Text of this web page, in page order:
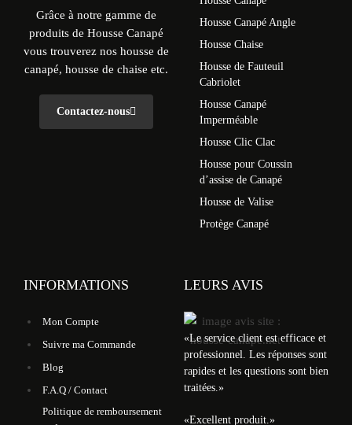
Grâce à notre gamme de
produits de Housse Canapé
vous trouverez nos housse de
canapé, housse de chaise etc.
Contactez-nous
Housse Canapé Angle
Housse Chaise
Housse de Fauteuil
Cabriolet
Housse Canapé
Imperméable
Housse Clic Clac
Housse pour Coussin
d’assise de Canapé
Housse de Valise
Protège Canapé
INFORMATIONS
Mon Compte
Suivre ma Commande
Blog
F.A.Q / Contact
Politique de remboursement
LEURS AVIS
«Le service client est efficace et
professionnel. Les réponses sont
rapides et les questions sont bien
traitées.»
«Excellent produit.»